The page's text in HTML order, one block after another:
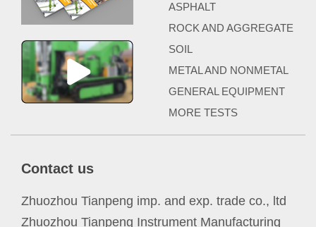
ASPHALT
ROCK AND AGGREGATE
SOIL
METAL AND NONMETAL
GENERAL EQUIPMENT
MORE TESTS
Contact us
Zhuozhou Tianpeng imp. and exp. trade co., ltd
Zhuozhou Tianpeng Instrument Manufacturing